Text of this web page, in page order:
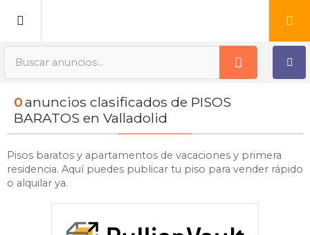
Publica tu Anuncio
Registro
0anuncios clasificados de PISOS
BARATOS en Valladolid
Pisos baratos y apartamentos de vacaciones y primera
residencia. Aquí puedes publicar tu piso para vender rápido
o alquilar ya.